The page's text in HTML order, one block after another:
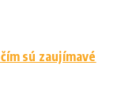
sú zaujímavé